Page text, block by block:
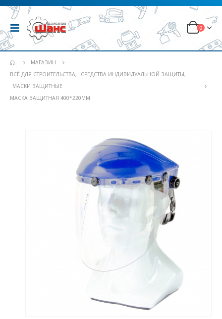
0
МАГАЗИН
ВСЁ ДЛЯ СТРОИТЕЛЬСТВА, СРЕДСТВА ИНДИВИДУАЛЬНОЙ ЗАЩИТЫ,
МАСКИ ЗАЩИТНЫЕ
МАСКА ЗАЩИТНАЯ 400*220ММ